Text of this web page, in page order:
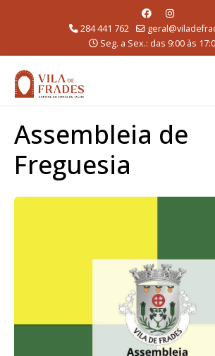
284 441 762
Seg. a Sex.: das 9:00 às
Assembleia de
Freguesia